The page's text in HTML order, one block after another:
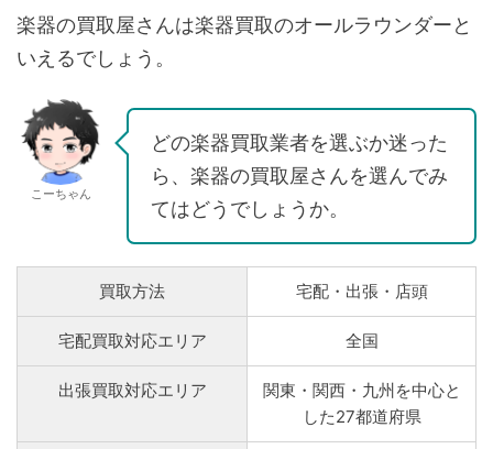
楽器の買取屋さんは楽器買取のオールラウンダーと
いえるでしょう。
こーちゃん
どの楽器買取業者を選ぶか迷った
ら、楽器の買取屋さんを選んでみ
てはどうでしょうか。
買取方法 宅配・出張・店頭
宅配買取対応エリア 全国
出張買取対応エリア
関東・関西・九州を中心と
した27都道府県